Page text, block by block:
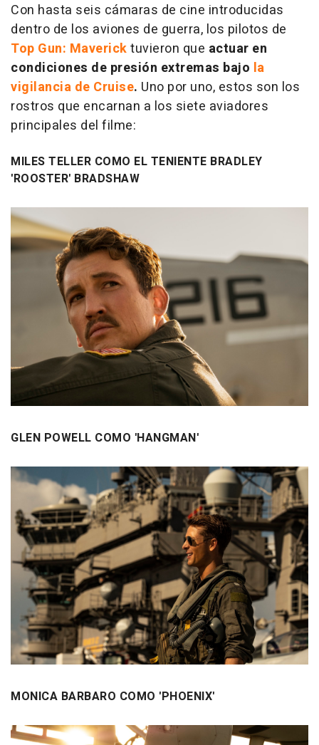
Con hasta seis cámaras de cine introducidas
dentro de los aviones de guerra, los pilotos de
Top Gun: Mavericktuvieron que actuar en
condiciones de presión extremas bajo la
vigilancia de Cruise. Uno por uno, estos son los
rostros que encarnan a los siete aviadores
principales del filme:
MILES TELLER COMO EL TENIENTE BRADLEY
'ROOSTER' BRADSHAW
GLEN POWELL COMO 'HANGMAN'
MONICA BARBARO COMO 'PHOENIX'